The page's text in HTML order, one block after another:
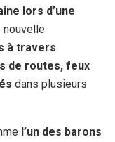
lors d’une
nouvelle
à travers
de routes, feux
dans plusieurs
l’un des barons